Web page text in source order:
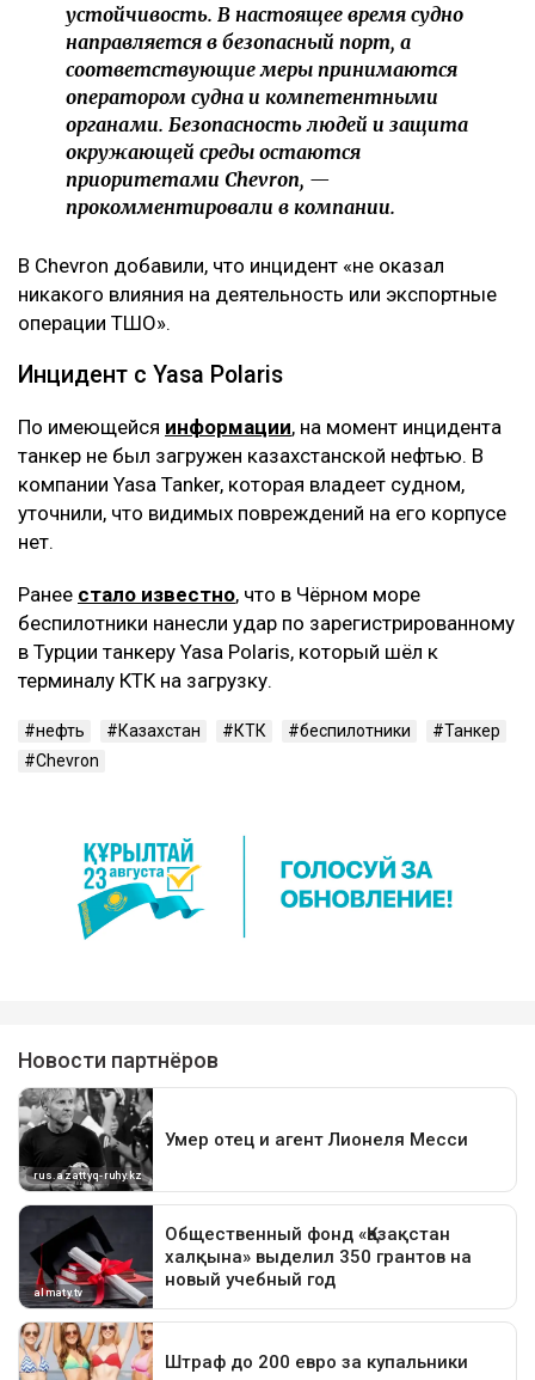
устойчивость. В настоящее время судно
направляется в безопасный порт, а
соответствующие меры принимаются
оператором судна и компетентными
органами. Безопасность людей и защита
окружающей среды остаются
приоритетами Chevron, —
прокомментировали в компании.
В Chevron добавили, что инцидент «не оказал
никакого влияния на деятельность или экспортные
операции ТШО».
Инцидент с Yasa Polaris
По имеющейся информации, на момент инцидента
танкер не был загружен казахстанской нефтью. В
компании Yasa Tanker, которая владеет судном,
уточнили, что видимых повреждений на его корпусе
нет.
Ранее стало известно, что в Чёрном море
беспилотники нанесли удар по зарегистрированному
в Турции танкеру Yasa Polaris, который шёл к
терминалу КТК на загрузку.
нефть Казахстан КТК беспилотники
Танкер
Chevron